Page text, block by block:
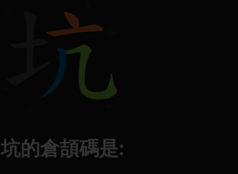
坑的倉頡碼是: